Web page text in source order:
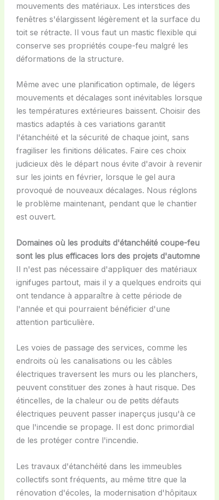
mouvements des matériaux. Les interstices des
fenêtres s'élargissent légèrement et la surface du
toit se rétracte. Il vous faut un mastic flexible qui
conserve ses propriétés coupe-feu malgré les
déformations de la structure.
Même avec une planification optimale, de légers
mouvements et décalages sont inévitables lorsque
les températures extérieures baissent. Choisir des
mastics adaptés à ces variations garantit
l'étanchéité et la sécurité de chaque joint, sans
fragiliser les finitions délicates. Faire ces choix
judicieux dès le départ nous évite d'avoir à revenir
sur les joints en février, lorsque le gel aura
provoqué de nouveaux décalages. Nous réglons
le problème maintenant, pendant que le chantier
est ouvert.
Domaines où les produits d'étanchéité coupe-feu
sont les plus efficaces lors des projets d'automne
Il n'est pas nécessaire d'appliquer des matériaux
ignifuges partout, mais il y a quelques endroits qui
ont tendance à apparaître à cette période de
l'année et qui pourraient bénéficier d'une
attention particulière.
Les voies de passage des services, comme les
endroits où les canalisations ou les câbles
électriques traversent les murs ou les planchers,
peuvent constituer des zones à haut risque. Des
étincelles, de la chaleur ou de petits défauts
électriques peuvent passer inaperçus jusqu'à ce
que l'incendie se propage. Il est donc primordial
de les protéger contre l'incendie.
Les travaux d'étanchéité dans les immeubles
collectifs sont fréquents, au même titre que la
rénovation d'écoles, la modernisation d'hôpitaux